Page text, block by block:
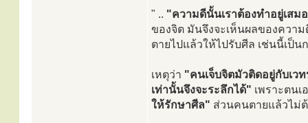
" .. "ความดีนั้นเราต้องทำอยู่เส
ของจิต มันจึงจะเห็นผลของควา
ตายไปแล้วให้ไปรับศีล เช่นนี้เป็
เหตุว่า "คนเจ็บจิตมัวติดอยู่กับเว
เท่านั้นจึงจะระลึกได้" เพราะตน
ให้รักษาศีล" ส่วนคนตายแล้วไม่ต้